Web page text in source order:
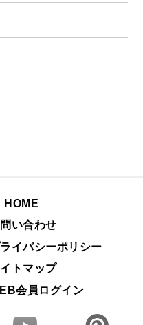
HOME
い合わせ
イバシーポリシー
トマップ
会員ログイン